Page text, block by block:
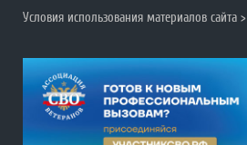
Условия использования материалов сайта >